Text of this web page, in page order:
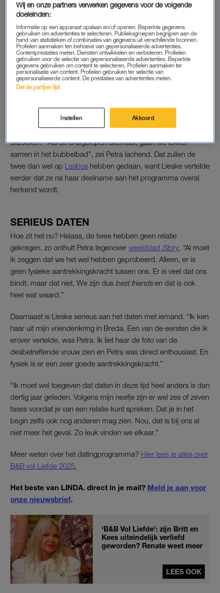
SAMEN IN HET BUBBELBAD
“Ik heb het heel druk, ik wilde met Lies naar Spanje, maar dit
komt binnenkort.” Zijn er dan helemaal geen verliefde
ontwijkend.
De vrouwen waren het op dat moment nog steeds aan het
uitzoeken. “Als dit is afgelopen allemaal, gaan we lekker
samen in het bubbelbad”, zei Petra lachend. Dat zullen de
twee dan wel op Lesbos hebben gedaan, want Lieske vertelde
eerder dat ze na haar deelname aan het programma overal
herkend wordt.
SERIEUS DATEN
Hoe zit het nu? Helaas, de twee hebben geen relatie
gekregen, zo onthult Petra tegenover weekblad Story. “Al moet
ik zeggen dat we het wel hebben geprobeerd. Alleen, er is
geen fysieke aantrekkingskracht tussen ons. Er is veel dat ons
bindt, maar dat niet. We zijn dus best friendsen dat is ook
heel wat waard.”
Daarnaast is Lieske serieus aan het daten met iemand. “Ik ken
haar uit mijn vriendenkring in Breda. Een van de eersten die ik
erover vertelde, was Petra. Ik liet haar de foto van de
desbetreffende vrouw zien en Petra was direct enthousiast. En
fysiek is er een zeer goede aantrekkingskracht.”
“Ik moet wel toegeven dat daten in deze tijd heel anders is dan
dertig jaar geleden. Volgens mijn neefje zijn er wel zes of zeven
fases voordat je van een relatie kunt spreken. Dat je in het
begin zelfs ook nog anderen mag zien. Nou, dat is bij ons al
niet meer het geval. Zo leuk vinden we elkaar.”
Meer weten over het datingprogramma? Hier lees je alles over
B&B vol Liefde 2025.
Het beste van LINDA. direct in je mail? Meld je aan voor
onze nieuwsbrief.
'B&B Vol Liefde': zijn Britt en
Kees uiteindelijk verliefd
geworden? Renate weet meer
LEES OOK
Wij en onze partners verwerken gegevens voor de volgende
doeleinden:
Informatie op een apparaat opslaan en/of openen. Beperkte gegevens
gebruiken om advertenties te selecteren. Publieksgroepen begrijpen aan de
hand van statistieken of combinaties van gegevens uit verschillende bronnen.
Profielen aanmaken ten behoeve van gepersonaliseerde advertenties.
Contentprestaties meten. Diensten ontwikkelen en verbeteren. Profielen
gebruiken voor de selectie van gepersonaliseerde advertenties. Beperkte
gegevens gebruiken om content te selecteren. Profielen aanmaken ter
personalisatie van content. Profielen gebruiken ter selectie van
gepersonaliseerde content. De prestaties van advertenties meten.
Derde partijen lijst
Instellen Akkoord